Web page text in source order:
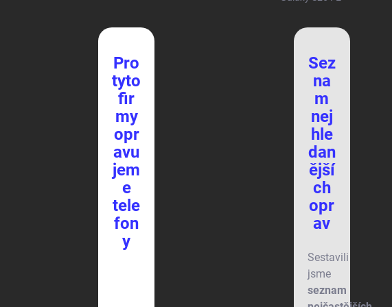
Pro
tyto
fir
my
opr
avu
jem
e
tele
fon
y
Sez
na
m
nej
hle
dan
ější
ch
opr
av
Sestavili
jsme
seznam